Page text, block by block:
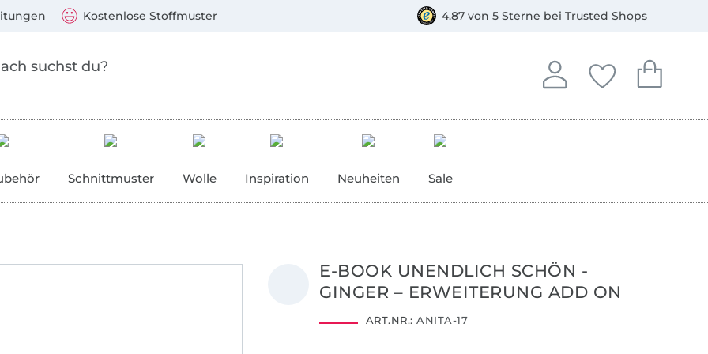
Kostenlose Stoffmuster 4.87 von 5 Sterne bei Trusted Shops
Anmelden
In deinem Konto
Deine
Du hast keine
Dein
Du hast
Schnittmuster Wolle Inspiration Neuheiten Sale
E-BOOK UNENDLICH SCHÖN -
GINGER – ERWEITERUNG ADD ON
ART.NR.: ANITA-17
Mastercard, PayPal, Giropay, Kauf auf Rechnung, Vorkasse